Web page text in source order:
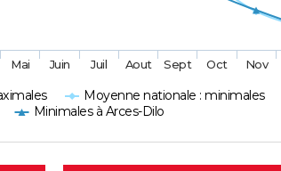
Moyenne nationale : minimales
Minimales à Arces-Dilo
Mai Juin Juil Aout Sept Oct Nov